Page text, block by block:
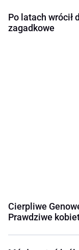
Po latach wrócił
zagadkowe
Cierpliwe
Prawdziwe